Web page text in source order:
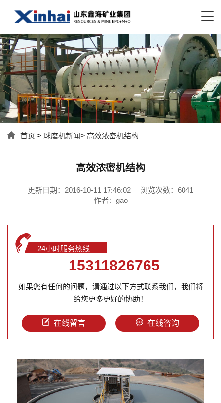
首页 > 球磨机新闻> 高效浓密机结构
高效浓密机结构
更新日期：2016-10-11 17:46:02
浏览次数：6041
作者：gao
24小时服务热线
15311826765
如果您有任何的问题，请通过以下方式联系我们，我们将
给您更多更好的协助！
在线留言 在线咨询